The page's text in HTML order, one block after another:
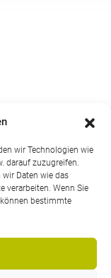
wir Technologien wie
darauf zuzugreifen.
Daten wie das
verarbeiten. Wenn Sie
bestimmte